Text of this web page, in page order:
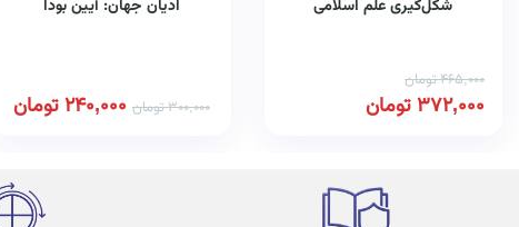
شکل‌گیری علم اسلامی
465,000تومان
372,000تومان
ادیان جهان: آیین بودا
300,000تومان 240,000تومان